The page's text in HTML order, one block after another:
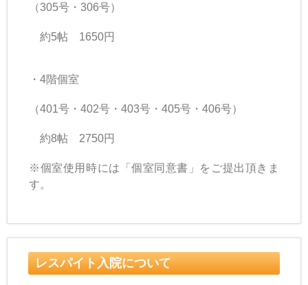
（305号・306号）
約5帖 1650円
・4階個室
（401号・402号・403号・405号・406号）
約8帖 2750円
※個室使用時には「個室同意書」をご提出頂きま
す。
レスパイト入院について